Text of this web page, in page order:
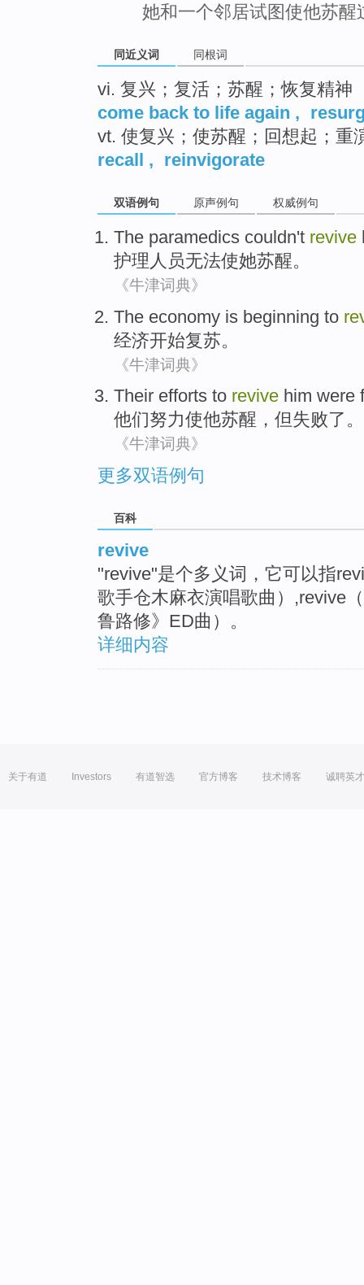
她和一个邻居试图使他苏醒
同近义词 同根词
vi. 复兴；复活；苏醒；恢复精神
come back to life again ,
vt. 使复兴；使苏醒；回想起；重
recall , reinvigorate
双语例句 原声例句 权威例句
The paramedics couldn't revive
护理 人员无法使她苏醒。
《牛津词典》
The economy is beginning to
经济开始复苏。
《牛津词典》
Their efforts to revive him were
他们努力使他苏醒 ，但失败了。
《牛津词典》
更多双语例句
百科
revive
"revive"是个多义词，它可以指
歌手仓木麻衣演唱歌曲）,revive
鲁路修》ED曲）。
详细内容
关于有道 Investors 有道智选 官方博客 技术博客 诚聘英才